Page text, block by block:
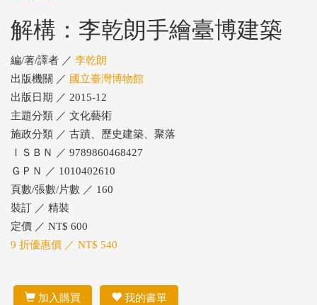
解構：李乾朗手繪臺博建築
編/著/譯者 ／ 李乾朗
出版機關 ／ 國立臺灣博物館
出版日期 ／ 2015-12
主題分類 ／ 文化藝術
施政分類 ／ 古蹟、歷史建築、聚落
ＩＳＢＮ ／ 9789860468427
ＧＰＮ ／ 1010402610
頁數/張數/片數 ／ 160
裝訂 ／ 精裝
定價 ／ NT$ 600
9 折優惠價 ／ NT$ 540
加入購買 我的書單